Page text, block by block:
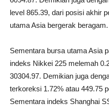
level 865.39, dari posisi akhir
utama Asia bergerak beragam.
Sementara bursa utama Asia
indeks Nikkei 225 melemah
30304.97. Demikian juga
terkoreksi 1.72% atau 449.75
Sementara indeks Shanghai